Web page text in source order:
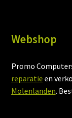
Webshop
Promo
reparatie en
Molenlanden.